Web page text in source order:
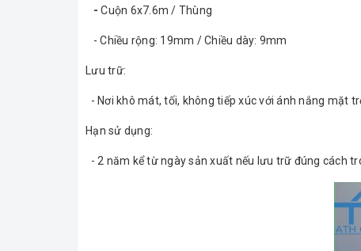
-Cuộn 6x7.6m / Thùng
- Chiều rộng: 19mm / Chiều dày: 9mm
Lưu trữ:
- Nơi khô mát, tối, không tiếp xúc với ánh nắng mặt
Hạn sử dụng:
- 2 năm kể từ ngày sản xuất nếu lưu trữ đúng cách